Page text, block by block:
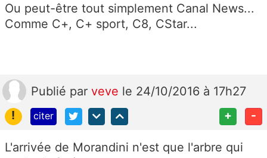
Ou peut-être tout simplement Canal News...
Comme C+, C+ sport, C8, CStar...
Publié par veve le 24/10/2016 à 17h27
!
citer + -
L'arrivée de Morandini n'est que l'arbre qui